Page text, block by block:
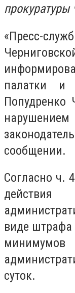
прокуратуры
«Пресс-
палатки и
Попудренко
сообщении.
Согласно ч.
виде штрафа
суток.